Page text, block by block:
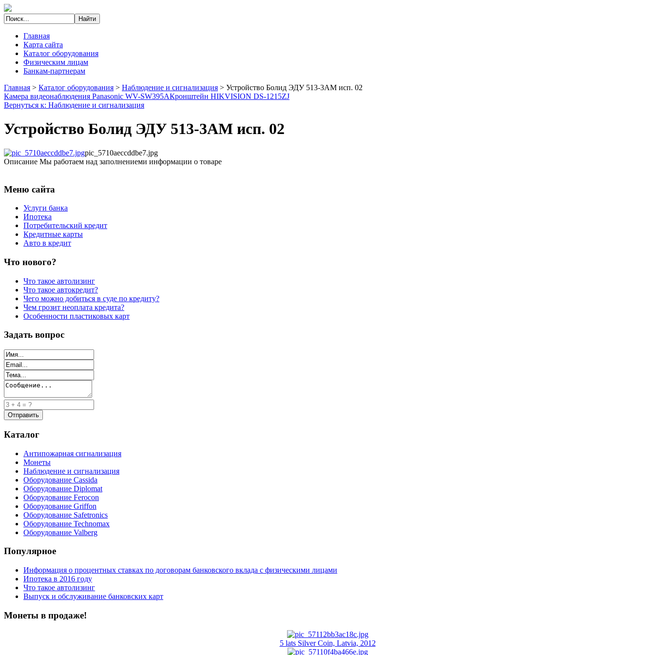
Главная
Карта сайта
Каталог оборудования
Физическим лицам
Банкам-партнерам
Главная > Каталог оборудования > Наблюдение и сигнализация > Устройство Болид ЭДУ 513-3АМ исп. 02
Камера видеонаблюдения Panasonic WV-SW395AКронштейн HIKVISION DS-1215ZJ
Вернуться к: Наблюдение и сигнализация
Устройство Болид ЭДУ 513-3АМ исп. 02
pic_5710aeccddbe7.jpg
Описание Мы работаем над заполнениеми информации о товаре
Меню сайта
Услуги банка
Ипотека
Потребительский кредит
Кредитные карты
Авто в кредит
Что нового?
Что такое автолизинг
Что такое автокредит?
Чего можно добиться в суде по кредиту?
Чем грозит неоплата кредита?
Особенности пластиковых карт
Задать вопрос
Каталог
Антипожарная сигнализация
Монеты
Наблюдение и сигнализация
Оборудование Cassida
Оборудование Diplomat
Оборудование Ferocon
Оборудование Griffon
Оборудование Safetronics
Оборудование Technomax
Оборудование Valberg
Популярное
Информация о процентных ставках по договорам банковского вклада с физическими лицами
Ипотека в 2016 году
Что такое автолизинг
Выпуск и обслуживание банковских карт
Монеты в продаже!
5 lats Silver Coin, Latvia, 2012